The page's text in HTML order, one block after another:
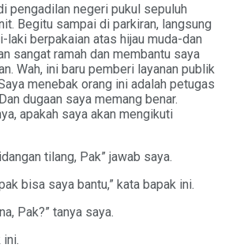
pengadilan negeri pukul sepuluh
Begitu sampai di parkiran, langsung
berpakaian atas hijau muda-dan
sangat ramah dan membantu saya
Wah, ini baru pemberi layanan publik
menebak orang ini adalah petugas
dugaan saya memang benar.
apakah saya akan mengikuti
tilang, Pak” jawab saya.
bisa saya bantu,” kata bapak ini.
Pak?” tanya saya.
ini.